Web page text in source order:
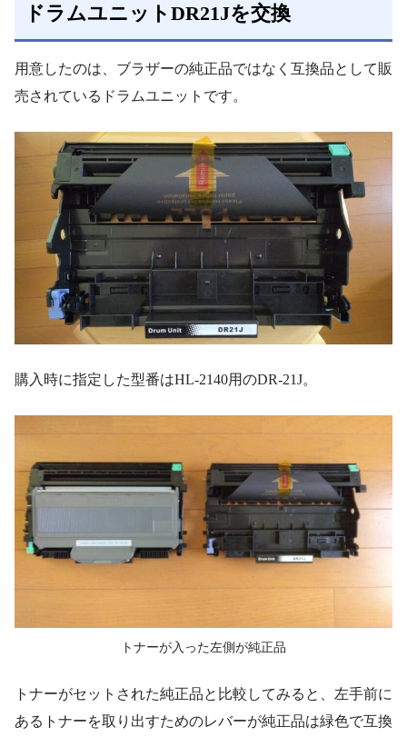
ドラムユニットDR21Jを交換
用意したのは、ブラザーの純正品ではなく互換品として販
売されているドラムユニットです。
購入時に指定した型番はHL-2140用のDR-21J。
トナーが入った左側が純正品
トナーがセットされた純正品と比較してみると、左手前に
あるトナーを取り出すためのレバーが純正品は緑色で互換